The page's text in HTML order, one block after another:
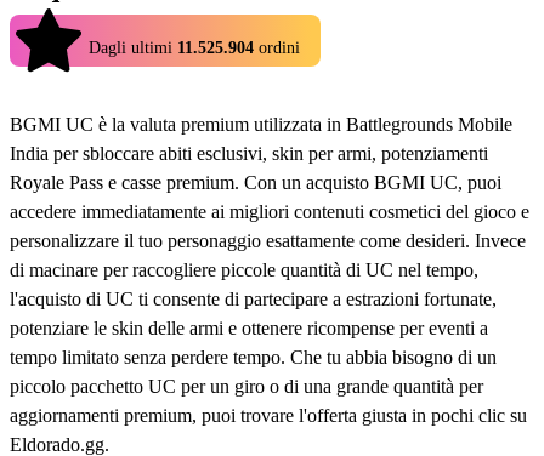
Dagli ultimi 11.525.904 ordini
BGMI UC è la valuta premium utilizzata in Battlegrounds Mobile
India per sbloccare abiti esclusivi, skin per armi, potenziamenti
Royale Pass e casse premium. Con un acquisto BGMI UC, puoi
accedere immediatamente ai migliori contenuti cosmetici del gioco e
personalizzare il tuo personaggio esattamente come desideri. Invece
di macinare per raccogliere piccole quantità di UC nel tempo,
l'acquisto di UC ti consente di partecipare a estrazioni fortunate,
potenziare le skin delle armi e ottenere ricompense per eventi a
tempo limitato senza perdere tempo. Che tu abbia bisogno di un
piccolo pacchetto UC per un giro o di una grande quantità per
aggiornamenti premium, puoi trovare l'offerta giusta in pochi clic su
Eldorado.gg.